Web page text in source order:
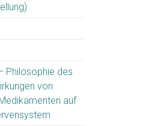
Philosophie des
von
auf